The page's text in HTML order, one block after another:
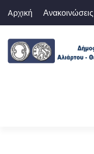
Aρχική Ανακοινώσεις